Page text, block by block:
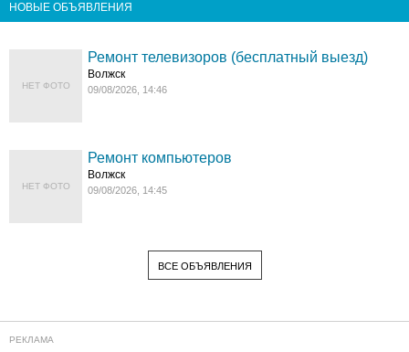
НОВЫЕ ОБЪЯВЛЕНИЯ
НЕТ ФОТО
Ремонт телевизоров (бесплатный выезд)
Волжск
09/08/2026, 14:46
НЕТ ФОТО
Ремонт компьютеров
Волжск
09/08/2026, 14:45
ВСЕ ОБЪЯВЛЕНИЯ